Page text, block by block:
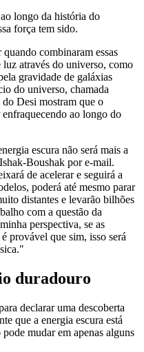
longo da história do
força tem sido.
combinaram essas
luz através do universo, como
gravidade de galáxias
do universo, chamada
Desi mostram que o
ao longo do
escura não será mais a
Boushak por e-mail.
de acelerar e seguirá a
poderá até mesmo parar
distantes e levarão bilhões
com a questão da
perspectiva, se as
provável que sim, isso será
duradouro
declarar uma descoberta
que a energia escura está
mudar em apenas alguns